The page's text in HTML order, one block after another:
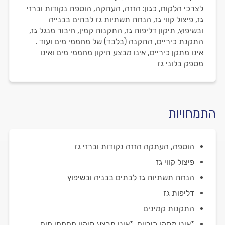
לצרכי הלקוח, כגון: הזזה, העתקה, הוספת נקודות וברזי
גז, פיצול קווי גז, הנחת תשתיות גז לבתים בבנייה
ובשיפוץ, תיקון דליפות גז, התקנות קמין, חיבור מנגל גז,
התקנת כיריים, התקנה (בלבד) של מחממי מים ועוד .
אינו מתקן כיריים, אינו מבצע תיקון מחממי מים ואינו
מספק בלוני גז
התמחויות
הוספה, העתקה הזזה נקודות וברזי גז
פיצול קווי גז
הנחת תשתיות גז לבתים בבניה ובשיפוץ
דליפות גז
התקנות קמינים